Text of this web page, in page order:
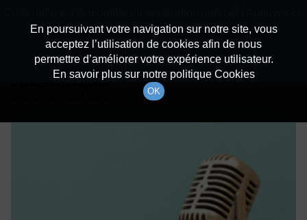
Détails De L'épisode
à 21h59
En poursuivant votre navigation sur notre site, vous
acceptez l’utilisation de cookies afin de nous
permettre d’améliorer votre expérience utilisateur.
En savoir plus sur notre politique Cookies
OK
dessous pour l'installer.
Non merci Télécharger l'application